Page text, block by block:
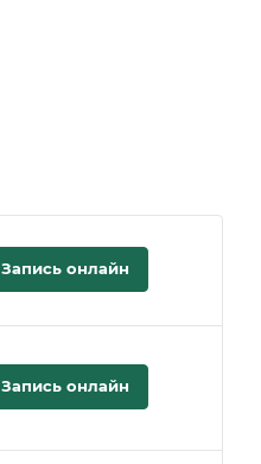
Запись онлайн
Запись онлайн